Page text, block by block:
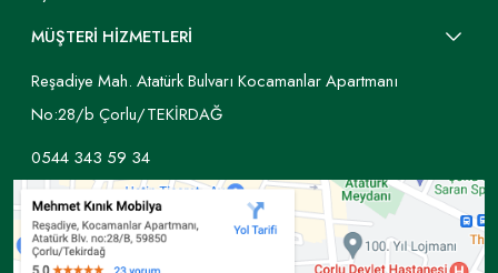
MÜŞTERİ HİZMETLERİ
Reşadiye Mah. Atatürk Bulvarı Kocamanlar Apartmanı
No:28/b Çorlu/TEKİRDAĞ
0544 343 59 34